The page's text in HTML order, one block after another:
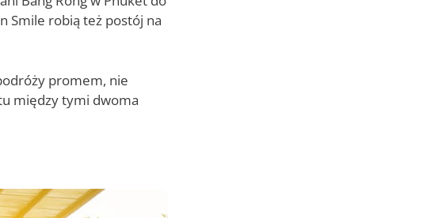
Smile robią też postój na
promem, nie
między tymi dwoma